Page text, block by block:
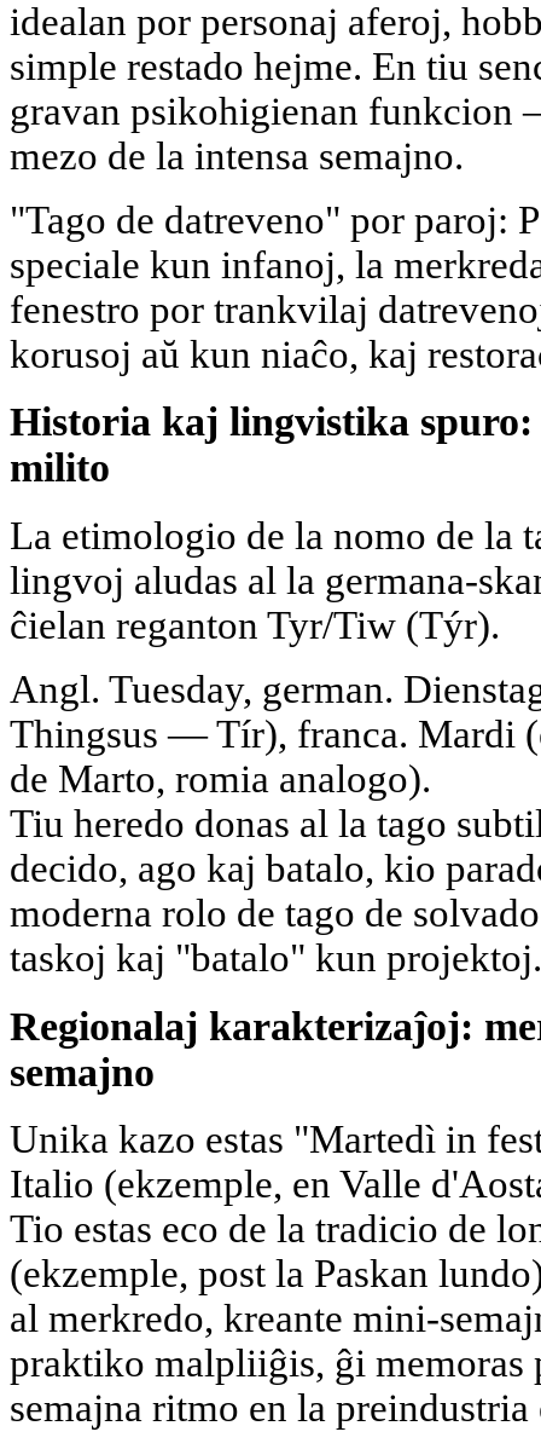
idealan por personaj aferoj,
simple restado hejme. En tiu
gravan psikohigienan funkcion
mezo de la intensa semajno.
"Tago de datreveno" por paroj:
speciale kun infanoj, la
fenestro por trankvilaj
korusoj aŭ kun niaĉo, kaj
Historia kaj lingvistika spuro:
milito
La etimologio de la nomo de la
lingvoj aludas al la germana-
ĉielan reganton Tyr/Tiw (Týr).
Angl. Tuesday, german.
Thingsus — Tír), franca. Mardi
de Marto, romia analogo).
Tiu heredo donas al la tago
decido, ago kaj batalo, kio
moderna rolo de tago de
taskoj kaj "batalo" kun projektoj.
Regionalaj karakterizaĵoj:
semajno
Unika kazo estas "Martedì in
Italio (ekzemple, en Valle
Tio estas eco de la tradicio de
(ekzemple, post la Paskan
al merkredo, kreante mini-
praktiko malpliiĝis, ĝi memoras
semajna ritmo en la preindustria